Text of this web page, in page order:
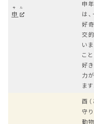
申
サル
申
は
好
交
い
こ
好
力
ます
酉
守
動